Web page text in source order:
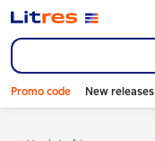
Promo code New releases